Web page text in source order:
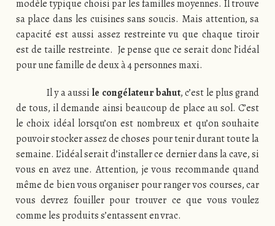
modèle typique choisi par les familles moyennes. Il trouve
sa place dans les cuisines sans soucis. Mais attention, sa
capacité est aussi assez restreinte vu que chaque tiroir
est de taille restreinte. Je pense que ce serait donc l’idéal
pour une famille de deux à 4 personnes maxi.
Il y a aussi le congélateur bahut, c’est le plus grand
de tous, il demande ainsi beaucoup de place au sol. C’est
le choix idéal lorsqu’on est nombreux et qu’on souhaite
pouvoir stocker assez de choses pour tenir durant toute la
semaine. L’idéal serait d’installer ce dernier dans la cave, si
vous en avez une. Attention, je vous recommande quand
même de bien vous organiser pour ranger vos courses, car
vous devrez fouiller pour trouver ce que vous voulez
comme les produits s’entassent en vrac.